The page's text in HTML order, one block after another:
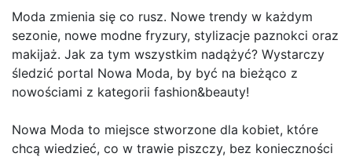
Moda zmienia się co rusz. Nowe trendy w każdym
sezonie, nowe modne fryzury, stylizacje paznokci oraz
makijaż. Jak za tym wszystkim nadążyć? Wystarczy
śledzić portal Nowa Moda, by być na bieżąco z
nowościami z kategorii fashion&beauty!
Nowa Moda to miejsce stworzone dla kobiet, które
chcą wiedzieć, co w trawie piszczy, bez konieczności